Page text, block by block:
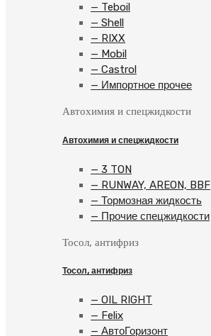
— Teboil
— Shell
— RIXX
— Mobil
— Castrol
— Импортное прочее
Автохимия и спецжидкости
Автохимия и спецжидкости
— 3 TON
— RUNWAY, AREON, BBF
— Тормозная жидкость
— Прочие спецжидкости
Тосол, антифриз
Тосол, антифриз
— OIL RIGHT
— Felix
— АвтоГоризонт